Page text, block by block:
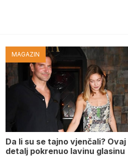
MAGAZIN
Da li su se tajno vjenčali? Ovaj
detalj pokrenuo lavinu glasinu